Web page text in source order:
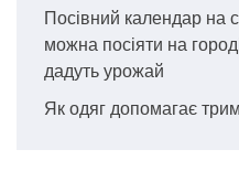
Посівний календар на
можна посіяти на
дадуть урожай
Як одяг допомагає